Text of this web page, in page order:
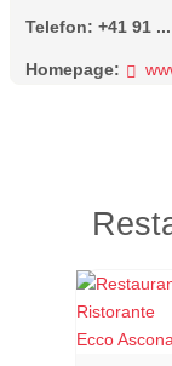
Telefon: +41 91 ...
Homepage: